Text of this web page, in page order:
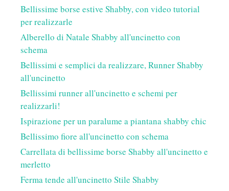
Bellissime borse estive Shabby, con video tutorial
per realizzarle
Alberello di Natale Shabby all'uncinetto con
schema
Bellissimi e semplici da realizzare, Runner Shabby
all'uncinetto
Bellissimi runner all'uncinetto e schemi per
realizzarli!
Ispirazione per un paralume a piantana shabby chic
Bellissimo fiore all'uncinetto con schema
Carrellata di bellissime borse Shabby all'uncinetto e
merletto
Ferma tende all'uncinetto Stile Shabby